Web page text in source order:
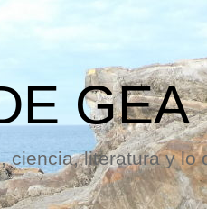
GEA
ciencia, literatura y lo